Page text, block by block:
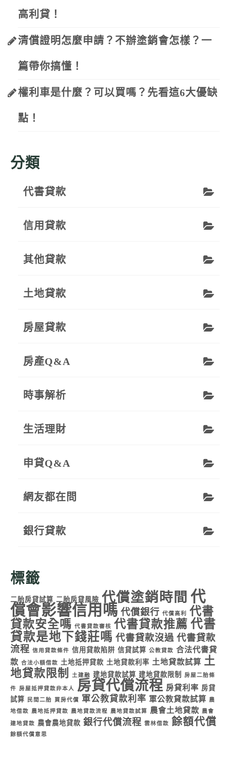
高利貸！
清償證明怎麼申請？不辦塗銷會怎樣？一
篇帶你搞懂！
權利車是什麼？可以買嗎？先看這6大優缺
點！
分類
代書貸款
信用貸款
其他貸款
土地貸款
房屋貸款
房產Q&A
時事解析
生活理財
申貸Q&A
網友都在問
銀行貸款
標籤
二胎房貸試算 二胎房貸風險 代償塗銷時間 代
償會影響信用嗎 代償銀行 代償高利
代書
貸款安全嗎 代書貸款審核 代書貸款推薦 代書
貸款是地下錢莊嗎 代書貸款沒過 代書貸款
流程 信用貸款條件 信用貸款陷阱 信貸試算 公教貸款 合法代書貸
款 合法小額借款 土地抵押貸款 土地貸款利率 土地貸款試算 土
地貸款限制
土建融 建地貸款試算 建地貸款限制 房屋二胎條
件 房屋抵押貸款非本人 房貸代償流程 房貸利率 房貸
試算
民間二胎 買房代償 軍公教貸款利率 軍公教貸款試算
農
地借款
農地抵押貸款 農地貸款流程 農地貸款試算 農會土地貸款 農會
建地貸款 農會農地貸款 銀行代償流程 雲林借款 餘額代償
餘額代償意思